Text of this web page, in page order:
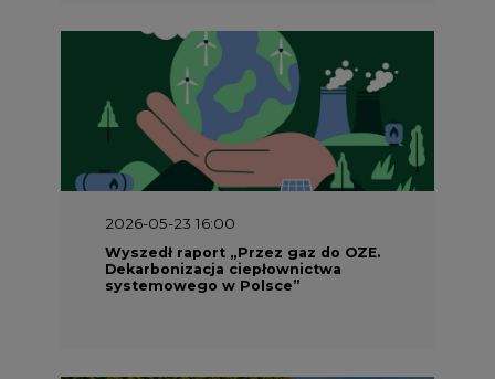
2026-05-23 16:00
Wyszedł raport „Przez gaz do OZE.
Dekarbonizacja ciepłownictwa
systemowego w Polsce”